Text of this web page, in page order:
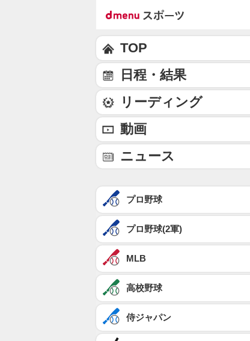
TOP
日程・結果
リーディング
動画
ニュース
プロ野球
プロ野球(2軍)
MLB
高校野球
侍ジャパン